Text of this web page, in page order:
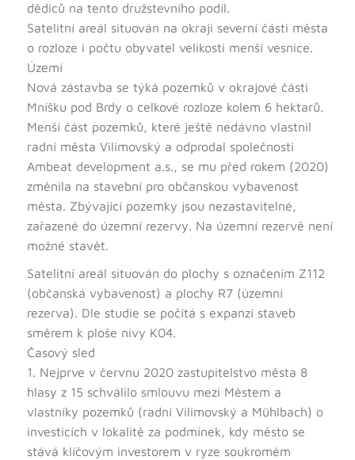
dědiců na tento družstevního podíl.
Satelitní areál situován na okraji severní části města
o rozloze i počtu obyvatel velikosti menší vesnice.
Území
Nová zástavba se týká pozemků v okrajové části
Mníšku pod Brdy o celkové rozloze kolem 6 hektarů.
Menší část pozemků, které ještě nedávno vlastnil
radní města Vilimovský a odprodal společnosti
Ambeat development a.s., se mu před rokem (2020)
změnila na stavební pro občanskou vybavenost
města. Zbývající pozemky jsou nezastavitelné,
zařazené do územní rezervy. Na územní rezervě není
možné stavět.
Satelitní areál situován do plochy s označením Z112
(občanská vybavenost) a plochy R7 (územní
rezerva). Dle studie se počítá s expanzí staveb
směrem k ploše nivy K04.
Časový sled
1. Nejprve v červnu 2020 zastupitelstvo města 8
hlasy z 15 schválilo smlouvu mezi Městem a
vlastníky pozemků (radní Vilimovský a Mühlbach) o
investicích v lokalitě za podmínek, kdy město se
stává klíčovým investorem v ryze soukromém